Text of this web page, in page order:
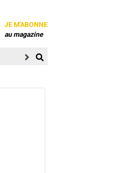
JE M'ABONNE
au magazine